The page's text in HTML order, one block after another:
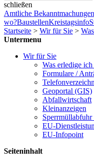
schließen
Amtliche Bekanntmachungen
wo?BaustellenKreistagsinfo
Startseite > Wir für Sie >
Untermenu
Wir für Sie
Was erledige
Formulare /
Geoportal (GIS)
Abfallwirtschaft
Kleinanzeigen
Sperrmüllabfuhr
EU-
EU-Infopoint
Seiteninhalt